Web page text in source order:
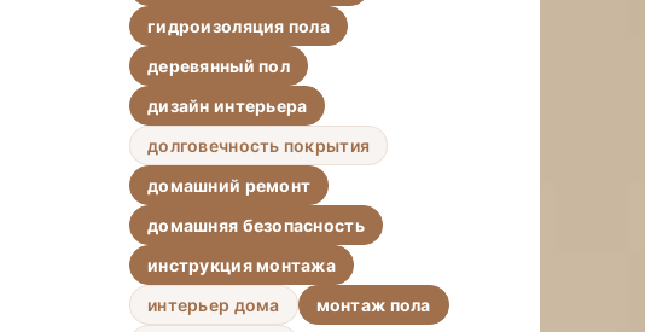
гидроизоляция пола
деревянный пол
дизайн интерьера
долговечность покрытия
домашний ремонт
домашняя безопасность
инструкция монтажа
интерьер дома
монтаж пола